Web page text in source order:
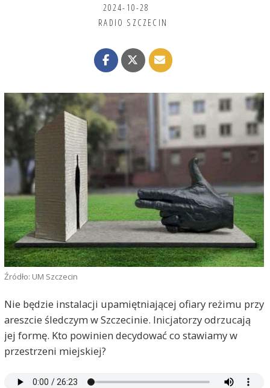
2024-10-28
RADIO SZCZECIN
Źródło: UM Szczecin
Nie będzie instalacji upamiętniającej ofiary reżimu przy
areszcie śledczym w Szczecinie. Inicjatorzy odrzucają
jej formę. Kto powinien decydować co stawiamy w
przestrzeni miejskiej?